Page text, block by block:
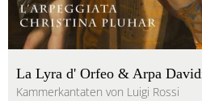
La Lyra d' Orfeo & Arpa
Kammerkantaten von Luigi Rossi